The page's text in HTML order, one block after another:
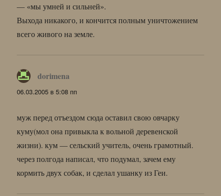
— «мы умней и сильней».
Выхода никакого, и кончится полным уничтожением
всего живого на земле.
dorimena
06.03.2005 в 5:08 пп
муж перед отъездом сюда оставил свою овчарку
куму(мол она привыкла к вольной деревенской
жизни). кум — сельский учитель, очень грамотный.
через полгода написал, что подумал, зачем ему
кормить двух собак, и сделал ушанку из Геи.